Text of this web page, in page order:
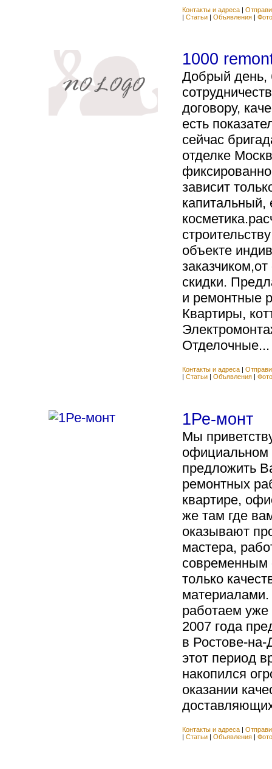
Контакты и адреса |
| Статьи | Объявления | Фото
1000
Добрый день,
договору,
есть
сейчас
отделке
зависит
капитальный,
объекте
скидки.
и ремонтные
Квартиры,
Отделочные...
Контакты и адреса
Статьи Объявления Фото
1Ре-монт
Мы
официальном
предложить
ремонтных
квартире,
же там где
оказывают
мастера,
современным
только
работаем уже
2007 года
в Ростове-
этот период
накопился
оказании
Контакты и адреса |
| Статьи | Объявления | Фото